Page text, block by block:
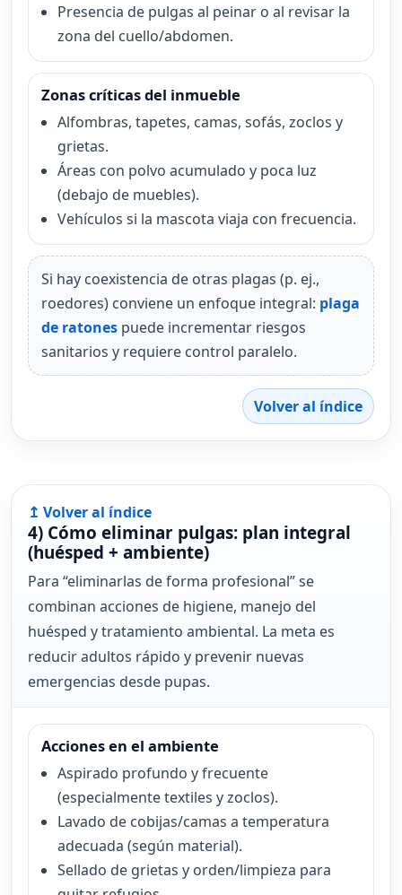
Presencia de pulgas al peinar o al revisar la
zona del cuello/abdomen.
Zonas críticas del inmueble
Alfombras, tapetes, camas, sofás, zoclos y
grietas.
Áreas con polvo acumulado y poca luz
(debajo de muebles).
Vehículos si la mascota viaja con frecuencia.
Si hay coexistencia de otras plagas (p. ej.,
roedores) conviene un enfoque integral: plaga
de ratones puede incrementar riesgos
sanitarios y requiere control paralelo.
Volver al índice
↥ Volver al índice
4) Cómo eliminar pulgas: plan integral
(huésped + ambiente)
Para “eliminarlas de forma profesional” se
combinan acciones de higiene, manejo del
huésped y tratamiento ambiental. La meta es
reducir adultos rápido y prevenir nuevas
emergencias desde pupas.
Acciones en el ambiente
Aspirado profundo y frecuente
(especialmente textiles y zoclos).
Lavado de cobijas/camas a temperatura
adecuada (según material).
Sellado de grietas y orden/limpieza para